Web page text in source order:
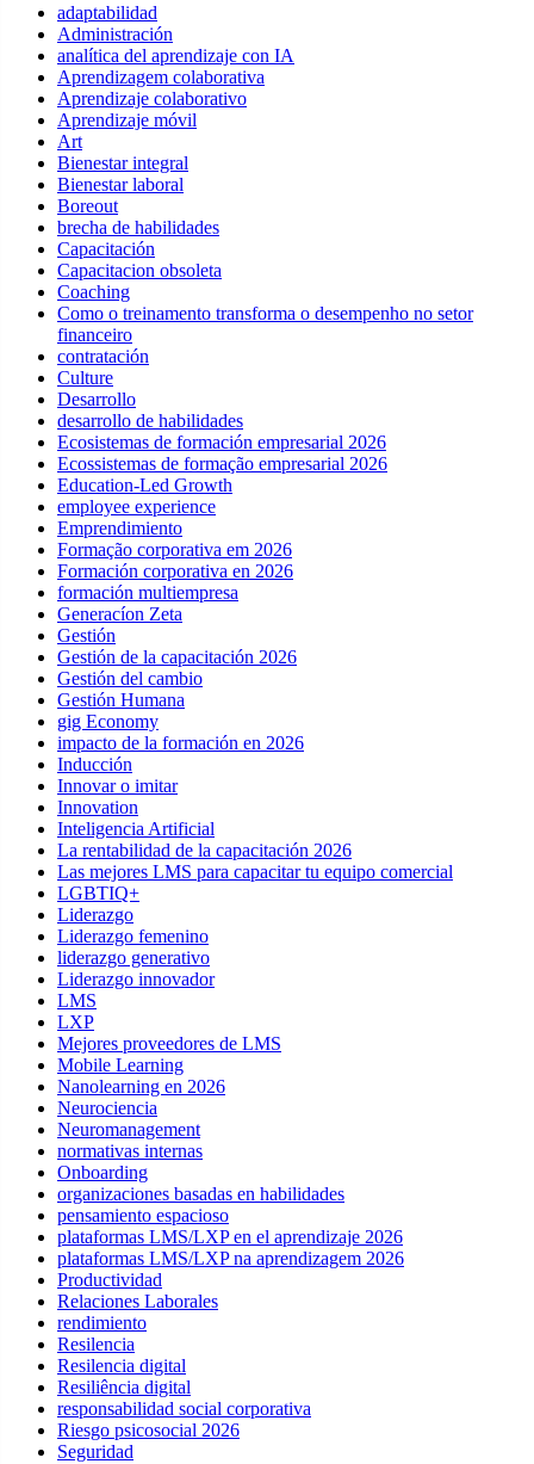
adaptabilidad
Administración
analítica del aprendizaje con IA
Aprendizagem colaborativa
Aprendizaje colaborativo
Aprendizaje móvil
Art
Bienestar integral
Bienestar laboral
Boreout
brecha de habilidades
Capacitación
Capacitacion obsoleta
Coaching
Como o treinamento transforma o desempenho no setor
financeiro
contratación
Culture
Desarrollo
desarrollo de habilidades
Ecosistemas de formación empresarial 2026
Ecossistemas de formação empresarial 2026
Education-Led Growth
employee experience
Emprendimiento
Formação corporativa em 2026
Formación corporativa en 2026
formación multiempresa
Generacíon Zeta
Gestión
Gestión de la capacitación 2026
Gestión del cambio
Gestión Humana
gig Economy
impacto de la formación en 2026
Inducción
Innovar o imitar
Innovation
Inteligencia Artificial
La rentabilidad de la capacitación 2026
Las mejores LMS para capacitar tu equipo comercial
LGBTIQ+
Liderazgo
Liderazgo femenino
liderazgo generativo
Liderazgo innovador
LMS
LXP
Mejores proveedores de LMS
Mobile Learning
Nanolearning en 2026
Neurociencia
Neuromanagement
normativas internas
Onboarding
organizaciones basadas en habilidades
pensamiento espacioso
plataformas LMS/LXP en el aprendizaje 2026
plataformas LMS/LXP na aprendizagem 2026
Productividad
Relaciones Laborales
rendimiento
Resilencia
Resilencia digital
Resiliência digital
responsabilidad social corporativa
Riesgo psicosocial 2026
Seguridad